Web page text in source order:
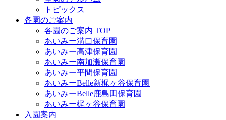
トピックス
各園のご案内
各園のご案内 TOP
あいみー溝口保育園
あいみー高津保育園
あいみー南加瀬保育園
あいみー平間保育園
あいみーBelle新梶ヶ谷保育園
あいみーBelle鹿島田保育園
あいみー梶ヶ谷保育園
入園案内